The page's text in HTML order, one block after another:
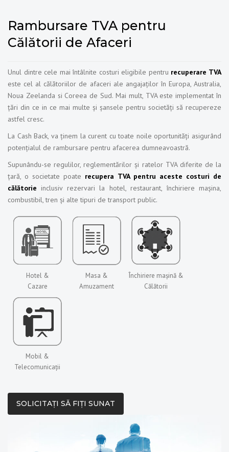
Rambursare TVA pentru
Călătorii de Afaceri
Unul dintre cele mai întâlnite costuri eligibile pentru recuperare TVA
este cel al călătoriilor de afaceri ale angajaților în Europa, Australia,
Noua Zeelanda si Coreea de Sud. Mai mult, TVA este implementat în
țări din ce in ce mai multe și șansele pentru societăți să recupereze
astfel cresc.
La Cash Back, va ținem la curent cu toate noile oportunități asigurând
potențialul de rambursare pentru afacerea dumneavoastră.
Supunându-se regulilor, reglementărilor și ratelor TVA diferite de la
țară, o societate poate recupera TVA pentru aceste costuri de
călătorie inclusiv rezervari la hotel, restaurant, închiriere mașina,
combustibil, tren și alte tipuri de transport public.
Hotel &
Cazare
Masa &
Amuzament
Închiriere mașină &
Călătorii
Mobil &
Telecomunicații
SOLICITAȚI SĂ FIȚI SUNAT